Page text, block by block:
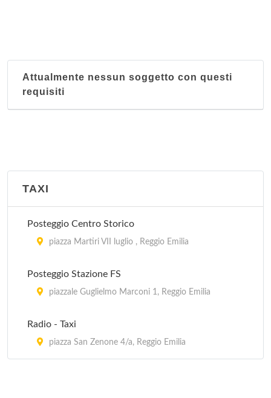
Attualmente nessun soggetto con questi
requisiti
TAXI
Posteggio Centro Storico
piazza Martiri VII luglio , Reggio Emilia
Posteggio Stazione FS
piazzale Guglielmo Marconi 1, Reggio Emilia
Radio - Taxi
piazza San Zenone 4/a, Reggio Emilia